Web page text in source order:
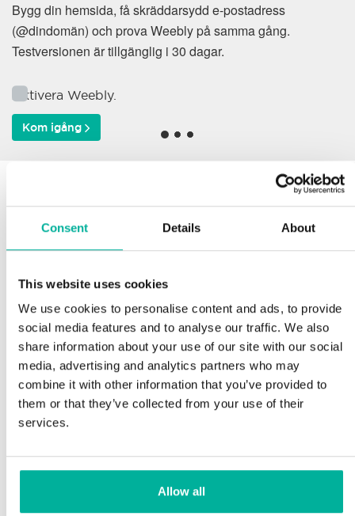
Consent Details About
This website uses cookies
We use cookies to personalise content and ads, to provide
social media features and to analyse our traffic. We also
share information about your use of our site with our social
media, advertising and analytics partners who may
combine it with other information that you’ve provided to
them or that they’ve collected from your use of their
services.
Allow all
Bygg din hemsida, få skräddarsydd e-postadress
(@dindomän) och prova Weebly på samma gång.
Testversionen är tillgänglig i 30 dagar.
Aktivera Weebly.
Kom igång
Varför väljer våra kunder
oss?
Support
Du förtjänar att ha de allra bästa
förutsättningarna för din verksamhet.
Vi har en trevlig och kunnig
tjänster.